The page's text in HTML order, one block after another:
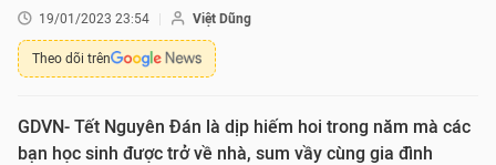
19/01/2023 23:54 Việt Dũng
Theo dõi trên
GDVN- Tết Nguyên Đán là dịp hiếm hoi trong năm mà các
bạn học sinh được trở về nhà, sum vầy cùng gia đình